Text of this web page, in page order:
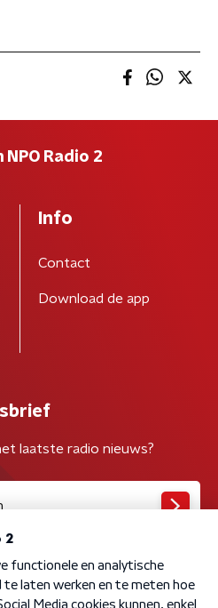
NPO Radio 2
Info
Contact
Download de app
laatste radio nieuws?